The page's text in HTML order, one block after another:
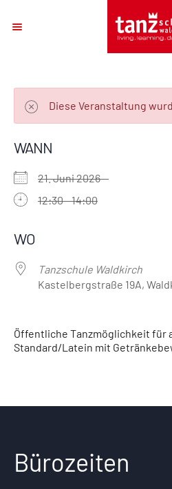
Diese Veranstaltung
WANN
21. Juni 2026
12:30 - 14:00
WO
Tanzschule Waldkirch
Kastelbergstraße 19A,
Öffentliche Tanzmöglichkeit für
Standard/Latein mit
Bürozeiten